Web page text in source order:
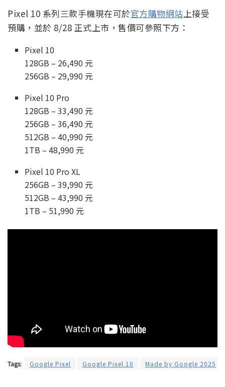
Pixel 10 系列三款手機現在可於官方購物網站上接受
預購，並於 8/28 正式上市，售價可參照下方：
Pixel 10
128GB – 26,490 元
256GB – 29,990 元
Pixel 10 Pro
128GB – 33,490 元
256GB – 36,490 元
512GB – 40,990 元
1TB – 48,990 元
Pixel 10 Pro XL
256GB – 39,990 元
512GB – 43,990 元
1TB – 51,990 元
Tags: Google Pixel Google Pixel 10 Made by Google 2025